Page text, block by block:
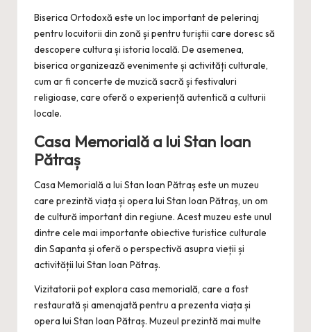
Biserica Ortodoxă este un loc important de pelerinaj
pentru locuitorii din zonă și pentru turiștii care doresc să
descopere cultura și istoria locală. De asemenea,
biserica organizează evenimente și activități culturale,
cum ar fi concerte de muzică sacră și festivaluri
religioase, care oferă o experiență autentică a culturii
locale.
Casa Memorială a lui Stan Ioan
Pătraș
Casa Memorială a lui Stan Ioan Pătraș este un muzeu
care prezintă viața și opera lui Stan Ioan Pătraș, un om
de cultură important din regiune. Acest muzeu este unul
dintre cele mai importante obiective turistice culturale
din Sapanta și oferă o perspectivă asupra vieții și
activității lui Stan Ioan Pătraș.
Vizitatorii pot explora casa memorială, care a fost
restaurată și amenajată pentru a prezenta viața și
opera lui Stan Ioan Pătraș. Muzeul prezintă mai multe